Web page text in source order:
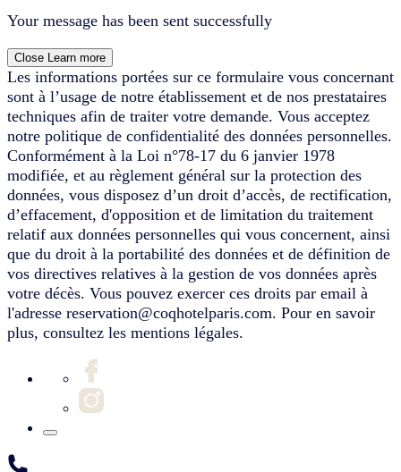
Your message has been sent successfully
Close Learn more
Les informations portées sur ce formulaire vous concernant
sont à l’usage de notre établissement et de nos prestataires
techniques afin de traiter votre demande. Vous acceptez
notre politique de confidentialité des données personnelles.
Conformément à la Loi n°78-17 du 6 janvier 1978
modifiée, et au règlement général sur la protection des
données, vous disposez d’un droit d’accès, de rectification,
d’effacement, d'opposition et de limitation du traitement
relatif aux données personnelles qui vous concernent, ainsi
que du droit à la portabilité des données et de définition de
vos directives relatives à la gestion de vos données après
votre décès. Vous pouvez exercer ces droits par email à
l'adresse reservation@coqhotelparis.com. Pour en savoir
plus, consultez les mentions légales.